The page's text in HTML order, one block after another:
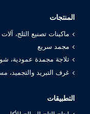
المنتجات
ماكينات تصنيع الثلج،
مجمد سريع
ثلاجة مجمدة عمودية،
غرف التبريد والتجميد،
التطبيقات